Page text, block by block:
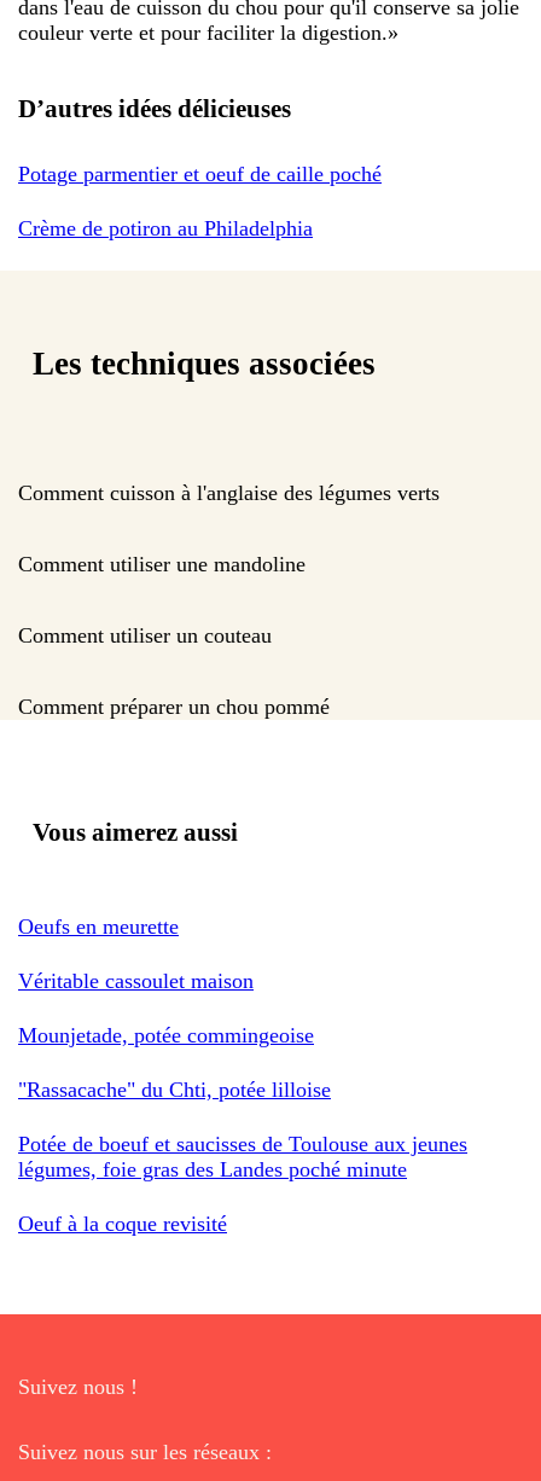
dans l'eau de cuisson du chou pour qu'il conserve sa jolie
couleur verte et pour faciliter la digestion.»
D’autres idées délicieuses
Potage parmentier et oeuf de caille poché
Crème de potiron au Philadelphia
Les techniques associées
Comment cuisson à l'anglaise des légumes verts
Comment utiliser une mandoline
Comment utiliser un couteau
Comment préparer un chou pommé
Vous aimerez aussi
Oeufs en meurette
Véritable cassoulet maison
Mounjetade, potée commingeoise
"Rassacache" du Chti, potée lilloise
Potée de boeuf et saucisses de Toulouse aux jeunes
légumes, foie gras des Landes poché minute
Oeuf à la coque revisité
Suivez nous !
Suivez nous sur les réseaux :